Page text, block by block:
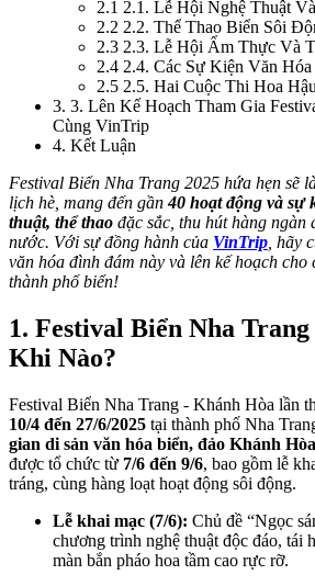
2.1 2.1. Lễ Hội Nghệ Thuật
2.2 2.2. Thể Thao Biển Sôi
2.3 2.3. Lễ Hội Ẩm Thực Và
2.4 2.4. Các Sự Kiện Văn
2.5 2.5. Hai Cuộc Thi Hoa
3. 3. Lên Kế Hoạch Tham Gia
Cùng VinTrip
4. Kết Luận
Festival Biển Nha Trang 2025 hứa hẹn sẽ
lịch hè, mang đến gần40 hoạt động và sự
thuật, thể thao đặc sắc, thu hút hàng ngàn
nước. Với sự đồng hành của VinTrip , hãy
văn hóa đình đám này và lên kế hoạch
thành phố biển!
1. Festival Biển Nha Trang
Khi Nào?
Festival Biển Nha Trang - Khánh Hòa lần
10/4 đến 27/6/2025 tại thành phố Nha
gian di sản văn hóa biển, đảo Khánh
được tổ chức từ 7/6 đến 9/6, bao gồm lễ
tráng, cùng hàng loạt hoạt động sôi động.
Lễ khai mạc (7/6): Chủ đề “Ngọc
chương trình nghệ thuật độc đáo, tái
màn bắn pháo hoa tầm cao rực rỡ.